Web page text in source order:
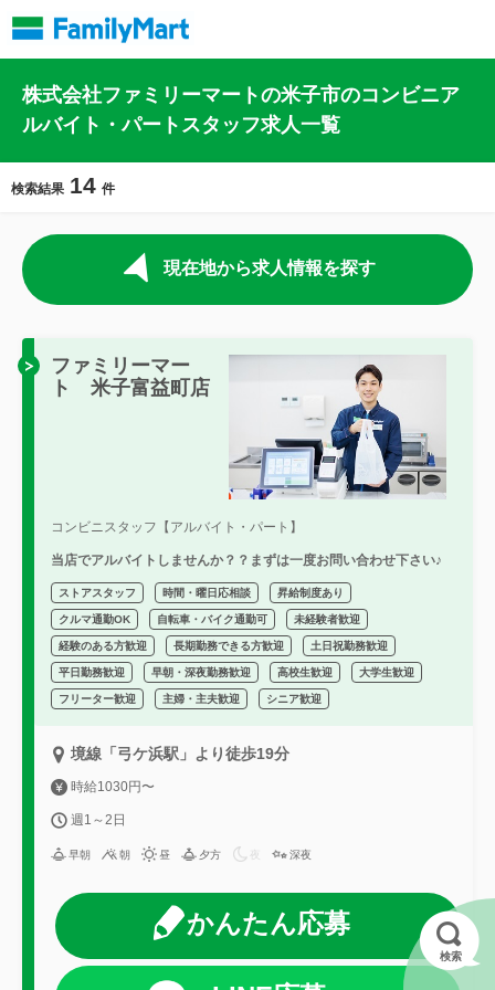
株式会社ファミリーマートの米子市のコンビニア
ルバイト・パートスタッフ求人一覧
検索結果 14 件
現在地から求人情報を探す
ファミリーマー
ト 米子富益町店
コンビニスタッフ【アルバイト・パート】
当店でアルバイトしませんか？？まずは一度お問い合わせ下さい♪
ストアスタッフ 時間・曜日応相談 昇給制度あり
クルマ通勤OK 自転車・バイク通勤可 未経験者歓迎
経験のある方歓迎 長期勤務できる方歓迎 土日祝勤務歓迎
平日勤務歓迎 早朝・深夜勤務歓迎 高校生歓迎 大学生歓迎
フリーター歓迎 主婦・主夫歓迎 シニア歓迎
境線「弓ケ浜駅」より徒歩19分
時給1030円〜
週1～2日
早朝 朝 昼 夕方 夜 深夜
かんたん応募
検索